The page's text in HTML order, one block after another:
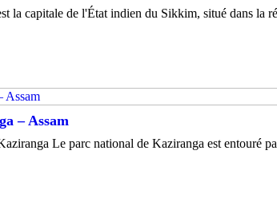
la capitale de l'État indien du Sikkim, situé dans la
– Assam
Le parc national de Kaziranga est entouré